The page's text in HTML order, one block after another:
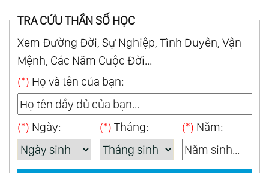
TRA CỨU THẦN SỐ HỌC
Xem Đường Đời, Sự Nghiệp, Tình Duyên, Vận
Mệnh, Các Năm Cuộc Đời...
(*) Họ và tên của bạn:
(*) Ngày: (*) Tháng: (*) Năm: